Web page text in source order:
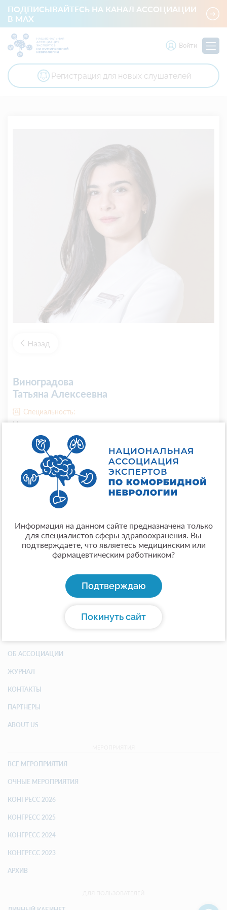
ПОДПИСЫВАЙТЕСЬ НА КАНАЛ АССОЦИАЦИИ
В MAX
Войти
Регистрация для новых слушателей
Назад
Виноградова
Татьяна Алексеевна
Специальность:
Неврология
Психиатрия
Регалии:
кандидат медицинских наук, доцент
Место работы:
ФГБОУ ВО «Смоленский государственный
медицинский университет» МЗ РФ
Москва
Общая информация:
кандидат медицинских наук, доцент кафедры
России, врач-невролог, алголог, психиатр
ОБ АССОЦИАЦИИ
ЖУРНАЛ
КОНТАКТЫ
ПАРТНЕРЫ
ABOUT US
ВСЕ МЕРОПРИЯТИЯ
ОЧНЫЕ МЕРОПРИЯТИЯ
КОНГРЕСС 2026
КОНГРЕСС 2025
КОНГРЕСС 2024
КОНГРЕСС 2023
АРХИВ
Информация на данном сайте предназначена только
для специалистов сферы здравоохранения. Вы
подтверждаете, что являетесь медицинским или
фармацевтическим работником?
Подтверждаю
Покинуть сайт